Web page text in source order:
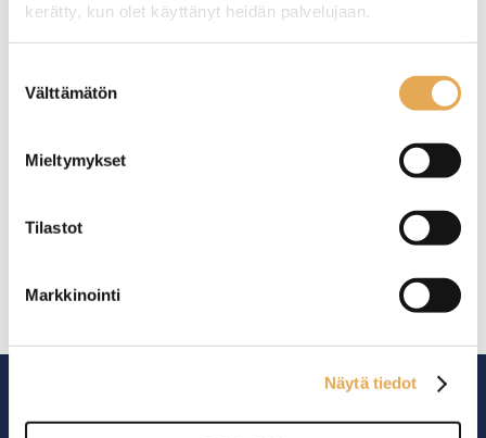
kerätty, kun olet käyttänyt heidän palvelujaan.
valinta
Välttämätön
Mieltymykset
Tilastot
Markkinointi
Näytä tiedot